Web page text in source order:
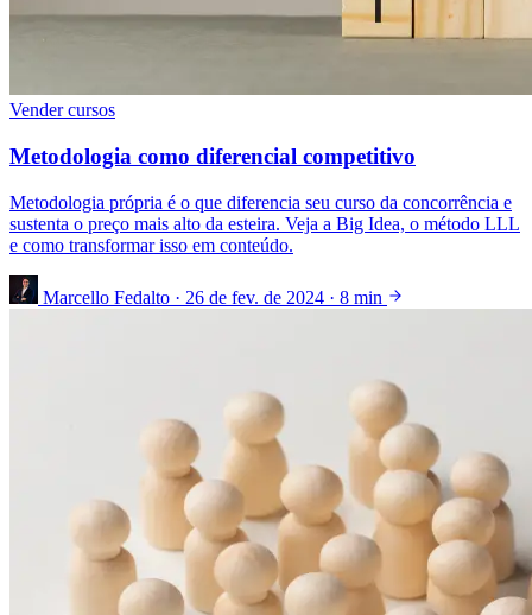
Vender cursos
Metodologia como diferencial competitivo
Metodologia própria é o que diferencia seu curso da concorrência e
sustenta o preço mais alto da esteira. Veja a Big Idea, o método LLL
e como transformar isso em conteúdo.
Marcello Fedalto · 26 de fev. de 2024 · 8 min